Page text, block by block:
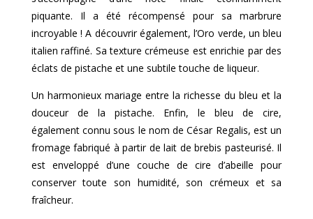
piquante. Il a été récompensé pour sa marbrure
incroyable ! A découvrir également, l’Oro verde, un bleu
italien raffiné. Sa texture crémeuse est enrichie par des
éclats de pistache et une subtile touche de liqueur.
Un harmonieux mariage entre la richesse du bleu et la
douceur de la pistache. Enfin, le bleu de cire,
également connu sous le nom de César Regalis, est un
fromage fabriqué à partir de lait de brebis pasteurisé. Il
est enveloppé d’une couche de cire d’abeille pour
conserver toute son humidité, son crémeux et sa
fraîcheur.